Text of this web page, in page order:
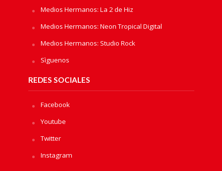
Medios Hermanos: La 2 de Hiz
Medios Hermanos: Neon Tropical Digital
Medios Hermanos: Studio Rock
Sìguenos
REDES SOCIALES
Facebook
Youtube
Twitter
Instagram